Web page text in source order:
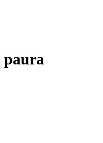
paura